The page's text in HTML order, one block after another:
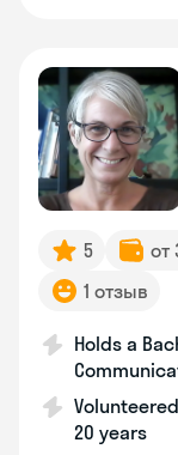
5 от
1 отзыв
Holds a
20 years